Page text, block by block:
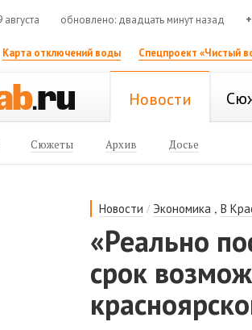
обновлено: двадцать минут назад
Карта отключений воды Спецпроект «Чистый
Новости
Сюжеты Архив Досье
Новости / Экономика ,В
«Реально
срок